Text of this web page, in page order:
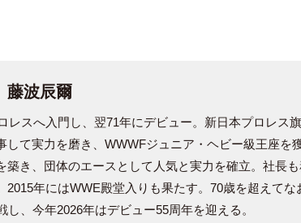
藤波辰爾
レスへ入門し、翌71年にデビュー。新日本プロレス
して実力を磨き、WWWFジュニア・ヘビー級王座を
築き、団体のエースとして人気と実力を確立。社長
2015年にはWWE殿堂入りも果たす。70歳を超えてな
し、今年2026年はデビュー55周年を迎える。